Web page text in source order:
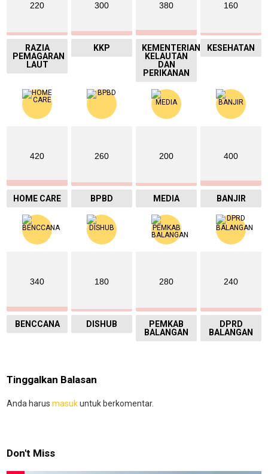
220
RAZIA
PEMAGARAN
LAUT
300
KKP
380
KEMENTERIAN
KELAUTAN
DAN
PERIKANAN
160
KESEHATAN
420
HOME CARE
260
BPBD
200
MEDIA
400
BANJIR
340
BENCCANA
180
DISHUB
280
PEMKAB
BALANGAN
240
DPRD
BALANGAN
Tinggalkan Balasan
Anda harus masukuntuk berkomentar.
Don't Miss